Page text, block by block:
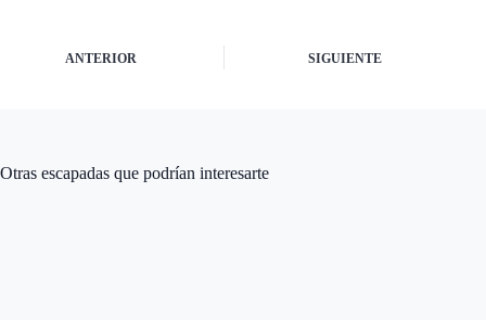
ANTERIOR SIGUIENTE
Otras escapadas que podrían interesarte